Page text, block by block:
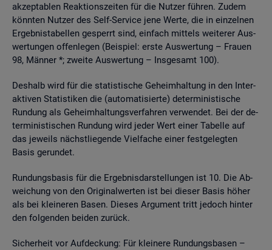
ak­zep­ta­blen Re­ak­ti­ons­zei­ten für die Nut­zer füh­ren. Zudem
könn­ten Nut­zer des Self-Ser­vice jene Werte, die in ein­zel­nen
Er­geb­nis­ta­bel­len ge­sperrt sind, ein­fach mit­tels wei­te­rer Aus­
wer­tun­gen of­fen­le­gen (Bei­spiel: erste Aus­wer­tung – Frau­en
98, Män­ner *; zwei­te Aus­wer­tung – Ins­ge­samt 100).
Des­halb wird für die sta­tis­ti­sche Ge­heim­hal­tung in den In­ter­
ak­ti­ven Sta­tis­ti­ken die (au­to­ma­ti­sier­te) de­ter­mi­nis­ti­sche
Run­dung als Ge­heim­hal­tungs­ver­fah­ren ver­wen­det. Bei der de­
ter­mi­nis­ti­schen Run­dung wird jeder Wert einer Ta­bel­le auf
das je­weils nächst­lie­gen­de Viel­fa­che einer fest­ge­leg­ten
Basis ge­run­det.
Run­dungs­ba­sis für die Er­geb­nis­dar­stel­lun­gen ist 10. Die Ab­
wei­chung von den Ori­gi­nal­wer­ten ist bei die­ser Basis höher
als bei klei­ne­ren Basen. Die­ses Ar­gu­ment tritt je­doch hin­ter
den fol­gen­den bei­den zu­rück.
Si­cher­heit vor Auf­de­ckung: Für klei­ne­re Run­dungs­ba­sen –